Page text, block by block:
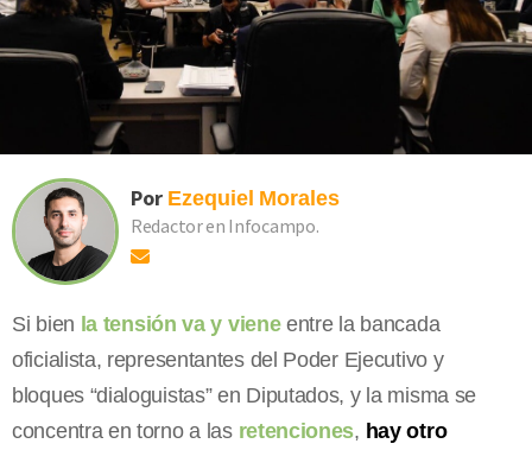
Por Ezequiel Morales
Redactor en Infocampo.
Si bien la tensión va y vieneentre la bancada
oficialista, representantes del Poder Ejecutivo y
bloques “dialoguistas” en Diputados, y la misma se
concentra en torno a las retenciones, hay otro